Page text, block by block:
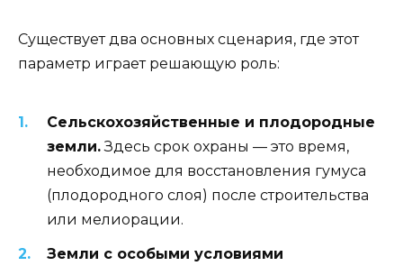
Существует два основных сценария, где этот
параметр играет решающую роль:
Сельскохозяйственные и плодородные
земли.Здесь срок охраны — это время,
необходимое для восстановления гумуса
(плодородного слоя) после строительства
или мелиорации.
Земли с особыми условиями